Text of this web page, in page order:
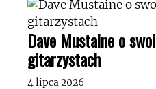
Dave Mustaine o
gitarzystach
4 lipca 2026